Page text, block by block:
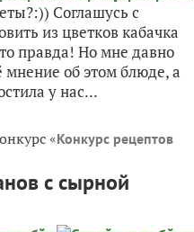
Соглашусь с
из цветков кабачка
правда! Но мне давно
мнение об этом блюде, а
у нас...
«Конкурс рецептов
с сырной